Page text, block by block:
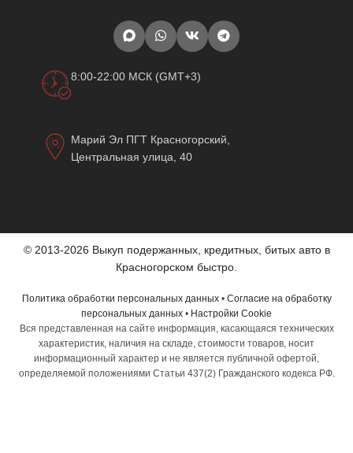
8:00-22:00 МСК (GMT+3)
Марий Эл ПГТ Красногорский,
Центральная улица, 40
© 2013-2026 Выкуп подержанных, кредитных, битых авто в
Красногорском быстро.
Политика обработки персональных данных• Согласие на обработку
персональных данных • Настройки Cookie
Вся представленная на сайте информация, касающаяся технических
характеристик, наличия на складе, стоимости товаров, носит
информационный характер и не является публичной офертой,
определяемой положениями Статьи 437(2) Гражданского кодекса РФ.